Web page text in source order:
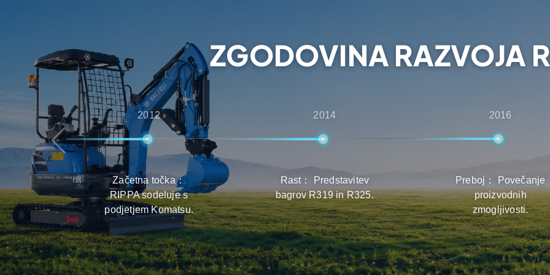
ZGODOVINA RAZVOJA
2012
Začetna točka：
RIPPA sodeluje s
podjetjem Komatsu.
2014
Rast： Predstavitev
bagrov R319 in R325.
2016
Preboj： Povečanje
proizvodnih
zmogljivosti.